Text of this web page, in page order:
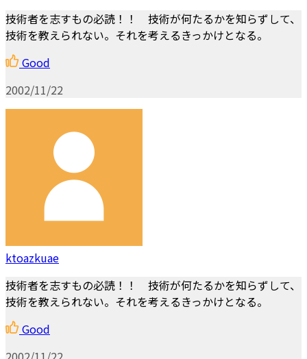
技術者を志すもの必読！！ 技術が何たるかを知らずして、
技術を教えられない。それを考えるきっかけとなる。
Good
2002/11/22
ktoazkuae
技術者を志すもの必読！！ 技術が何たるかを知らずして、
技術を教えられない。それを考えるきっかけとなる。
Good